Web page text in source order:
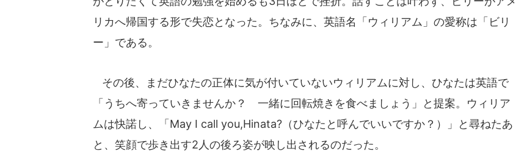
リカへ帰国する形で失恋となった。ちなみに、英語名「ウィリアム」の愛称は「ビリ
ー」である。
その後、まだひなたの正体に気が付いていないウィリアムに対し、ひなたは英語で
「うちへ寄っていきませんか？ 一緒に回転焼きを食べましょう」と提案。ウィリア
ムは快諾し、「May I call you,Hinata?（ひなたと呼んでいいですか？）」と尋ねたあ
と、笑顔で歩き出す2人の後ろ姿が映し出されるのだった。